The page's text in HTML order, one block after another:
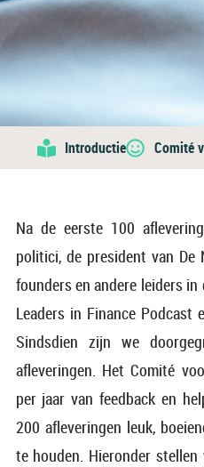
Introductie Comité
Na de eerste 100
politici, de president van De
founders en andere leiders
Leaders in Finance Podcast
Sindsdien zijn we
afleveringen. Het Comité
per jaar van feedback en
200 afleveringen leuk,
te houden. Hieronder